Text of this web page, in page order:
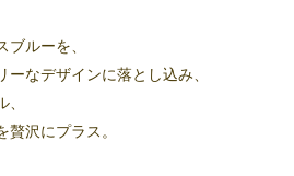
ルーを、
なデザインに落とし込み、
沢にプラス。